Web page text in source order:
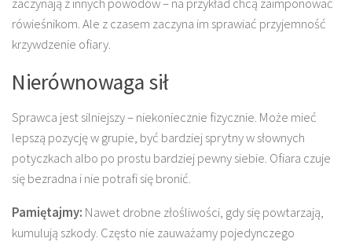
zaczynają z innych powodów – na przykład chcą zaimponować
rówieśnikom. Ale z czasem zaczyna im sprawiać przyjemność
krzywdzenie ofiary.
Nierównowaga sił
Sprawca jest silniejszy – niekoniecznie fizycznie. Może mieć
lepszą pozycję w grupie, być bardziej sprytny w słownych
potyczkach albo po prostu bardziej pewny siebie. Ofiara czuje
się bezradna i nie potrafi się bronić.
Pamiętajmy: Nawet drobne złośliwości, gdy się powtarzają,
kumulują szkody. Często nie zauważamy pojedynczego